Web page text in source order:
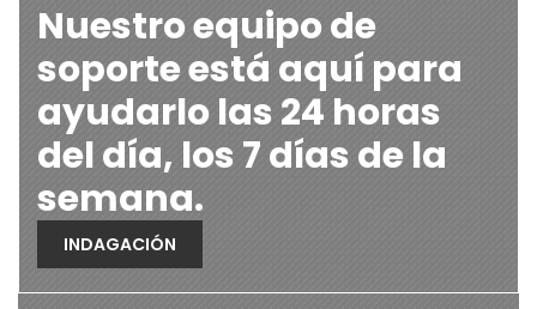
Nuestro equipo de
soporte está aquí para
ayudarlo las 24 horas
del día, los 7 días de la
semana.
INDAGACIÓN